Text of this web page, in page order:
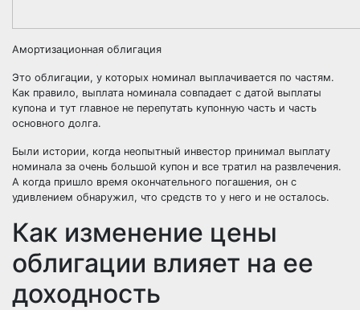
Амортизационная облигация
Это облигации, у которых номинал выплачивается по частям.
Как правило, выплата номинала совпадает с датой выплаты
купона и тут главное не перепутать купонную часть и часть
основного долга.
Были истории, когда неопытный инвестор принимал выплату
номинала за очень большой купон и все тратил на развлечения.
А когда пришло время окончательного погашения, он с
удивлением обнаружил, что средств то у него и не осталось.
Как изменение цены
облигации влияет на ее
доходность